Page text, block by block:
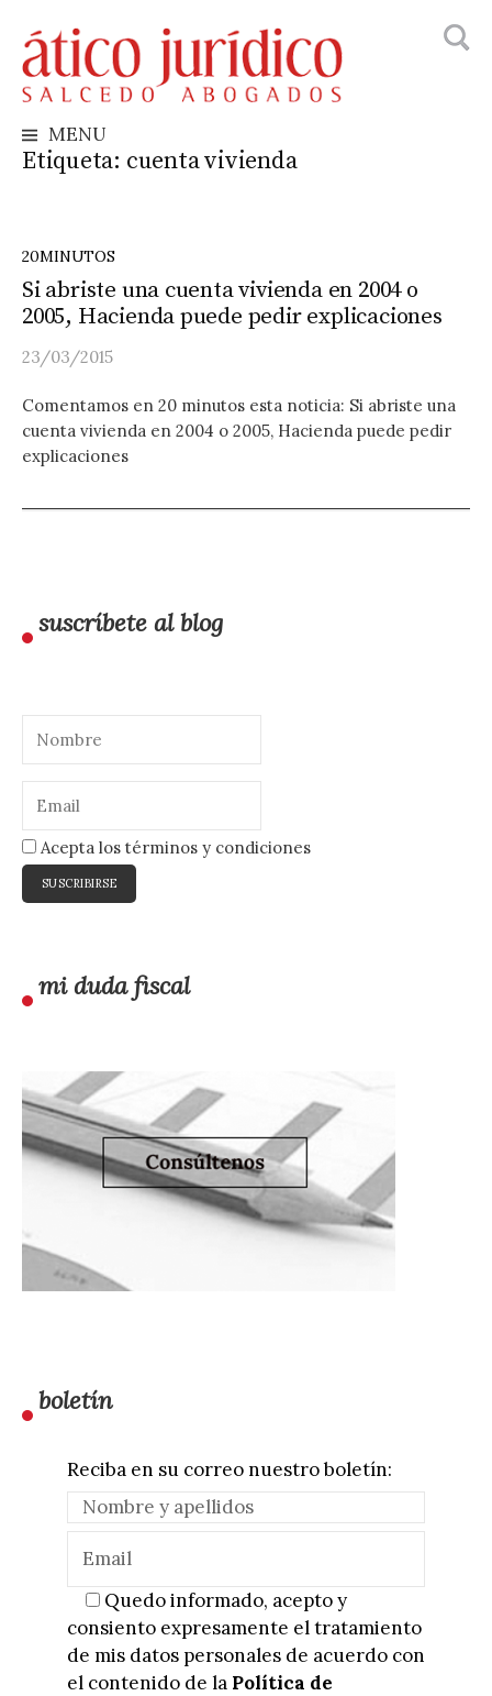
to
content
MENU
Etiqueta: cuenta vivienda
20MINUTOS
Si abriste una cuenta vivienda en 2004 o
2005, Hacienda puede pedir explicaciones
23/03/2015
Comentamos en 20 minutos esta noticia: Si abriste una
cuenta vivienda en 2004 o 2005, Hacienda puede pedir
explicaciones
suscríbete al blog
Acepta los términos y condiciones
mi duda fiscal
boletín
Reciba en su correo nuestro boletín:
Quedo informado, acepto y
consiento expresamente el tratamiento
de mis datos personales de acuerdo con
el contenido de la Política de